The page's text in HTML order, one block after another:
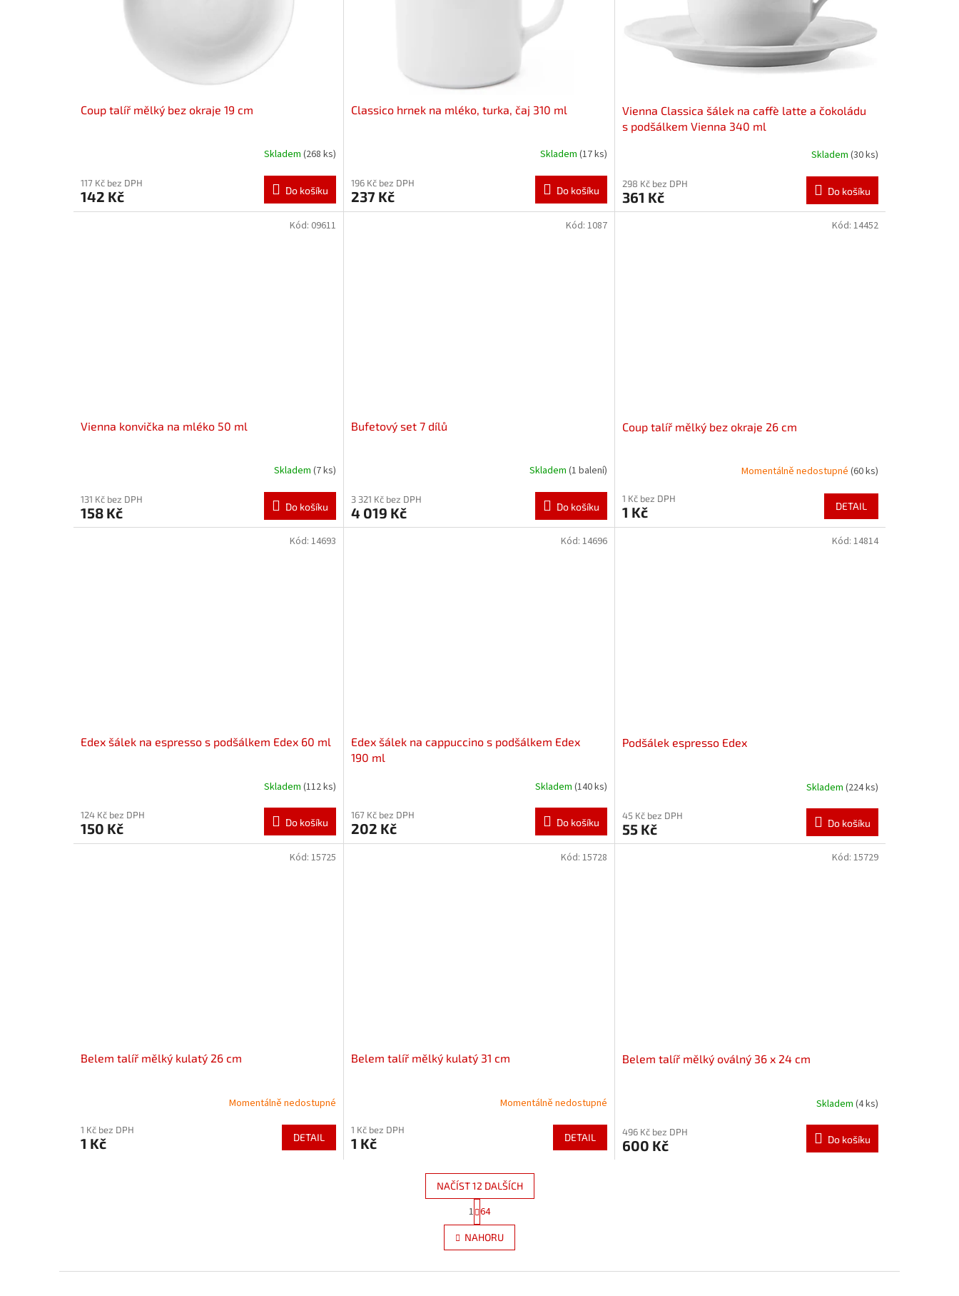
Coup talíř mělký bez okraje 19 cm
Skladem(268 ks)
117 Kč bez DPH
142 Kč Do košíku
Classico hrnek na mléko, turka, čaj 310 ml
Skladem (17 ks)
196 Kč bez DPH
237 Kč Do košíku
Vienna Classica šálek na caffè latte a čokoládu
s podšálkem Vienna 340 ml
Skladem (30 ks)
298 Kč bez DPH
361 Kč Do košíku
Vienna konvička na mléko 50 ml
Skladem(7 ks)
131 Kč bez DPH
158 Kč Do košíku
Kód: 09611
Bufetový set 7 dílů
Skladem (1 balení)
3 321 Kč bez DPH
4 019 Kč Do košíku
Kód: 1087
Coup talíř mělký bez okraje 26 cm
Momentálně nedostupné (60 ks)
1 Kč bez DPH
1 Kč DETAIL
Kód: 14452
Edex šálek na espresso s podšálkem Edex 60 ml
Skladem(112 ks)
124 Kč bez DPH
150 Kč Do košíku
Kód:14693
Edex šálek na cappuccino s podšálkem Edex
190 ml
Skladem (140 ks)
167 Kč bez DPH
202 Kč Do košíku
Kód: 14696
Podšálek espresso Edex
Skladem (224 ks)
45 Kč bez DPH
55 Kč Do košíku
Kód: 14814
Belem talíř mělký kulatý 26 cm
Momentálně nedostupné
1 Kč bez DPH
1 Kč DETAIL
Kód:15725
Belem talíř mělký kulatý 31 cm
Momentálně nedostupné
1 Kč bez DPH
1 Kč DETAIL
Kód: 15728
Belem talíř mělký oválný 36 x 24 cm
Skladem (4 ks)
496 Kč bez DPH
600 Kč Do košíku
Kód: 15729
O
v
l
d
NAČÍST 12 DALŠÍCH
t
r
á
n
1 64
NAHORU